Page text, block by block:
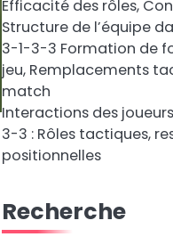
Efficacité des rôles,
Structure de l’équipe
3-1-3-3 Formation de
jeu, Remplacements
match
Interactions des
3-3 : Rôles tactiques,
positionnelles
Recherche